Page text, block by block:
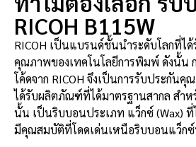
RICOH B115W
RICOH เป็นแบรนด์ชั้นนำระดับโลกที่ได้
คุณภาพของเทคโนโลยีการพิมพ์ ดังนั้น
โค้ดจาก RICOH จึงเป็นการรับประกัน
ได้รับผลิตภัณฑ์ที่ได้มาตรฐานสากล สำห
นั้น เป็นริบบอนประเภท แว็กซ์ (Wax)
มีคุณสมบัติที่โดดเด่นเหนือริบบอนแว็ก